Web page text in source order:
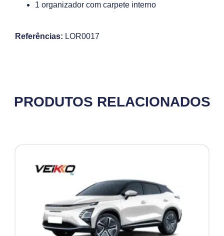
1 organizador com carpete interno
Referências: LOR0017
PRODUTOS RELACIONADOS